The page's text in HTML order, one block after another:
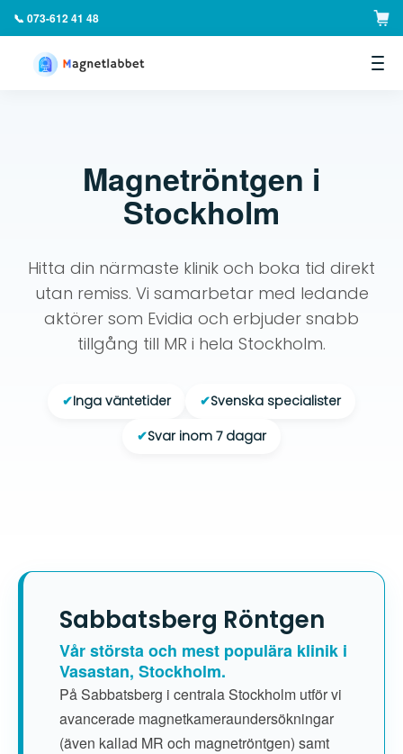
📞 073-612 41 48
Magnetröntgen i
Stockholm
Hitta din närmaste klinik och boka tid direkt
utan remiss. Vi samarbetar med ledande
aktörer som Evidia och erbjuder snabb
tillgång till MR i hela Stockholm.
✔Inga väntetider ✔Svenska specialister
✔Svar inom 7 dagar
Sabbatsberg Röntgen
Vår största och mest populära klinik i
Vasastan, Stockholm.
På Sabbatsberg i centrala Stockholm utför vi
avancerade magnetkameraundersökningar
(även kallad MR och magnetröntgen) samt